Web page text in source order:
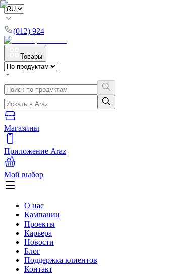
(012) 924
Товары
Магазины
Приложение Araz
Мой выбор
О нас
Кампании
Проекты
Карьера
Новости
Блог
Поддержка клиентов
Контакт